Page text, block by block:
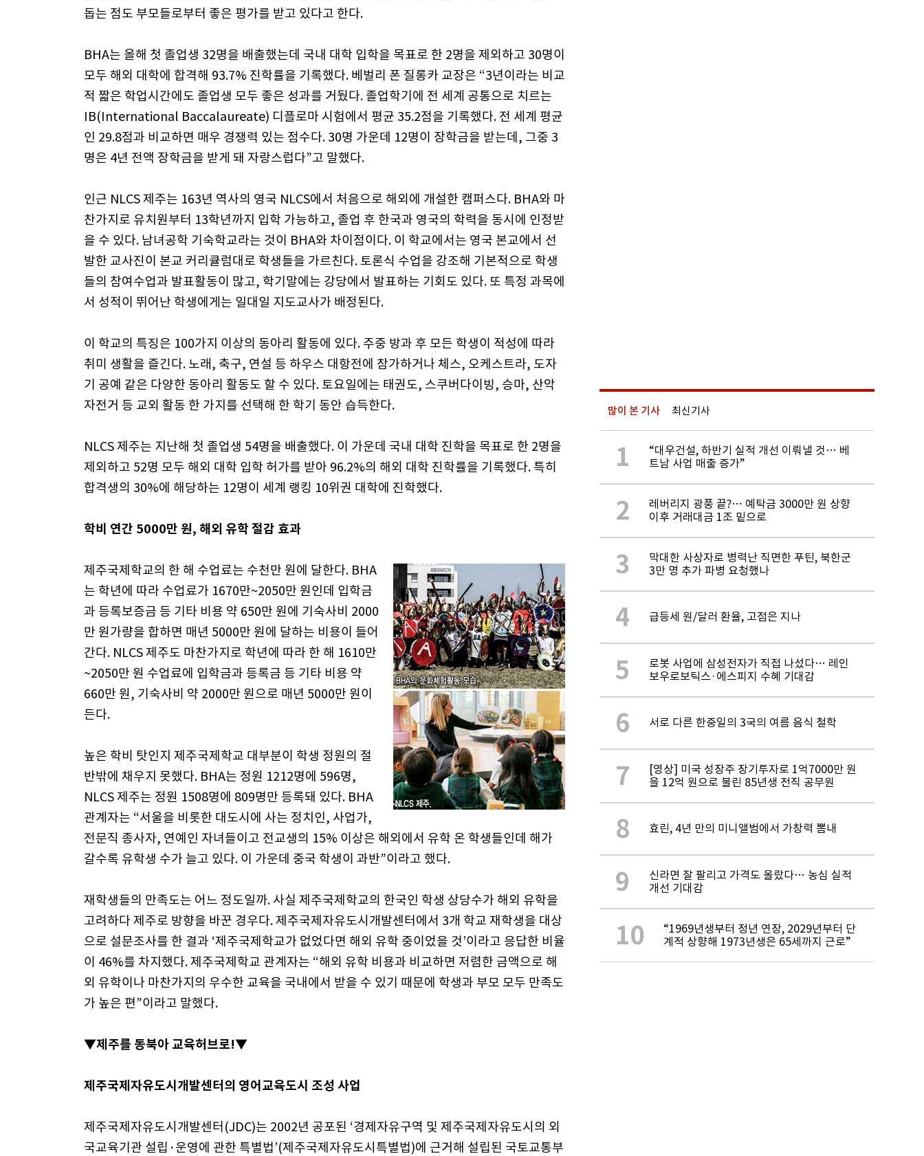
돕는 점도 부모들로부터 좋은 평가를 받고 있다고 한다.
BHA는 올해 첫 졸업생 32명을 배출했는데 국내 대학 입학을 목표로 한 2명을 제외하고 30명이
모두 해외 대학에 합격해 93.7% 진학률을 기록했다. 베벌리 폰 질롱카 교장은 “3년이라는 비교
적 짧은 학업시간에도 졸업생 모두 좋은 성과를 거뒀다. 졸업학기에 전 세계 공통으로 치르는
IB(International Baccalaureate) 디플로마 시험에서 평균 35.2점을 기록했다. 전 세계 평균
인 29.8점과 비교하면 매우 경쟁력 있는 점수다. 30명 가운데 12명이 장학금을 받는데, 그중 3
명은 4년 전액 장학금을 받게 돼 자랑스럽다”고 말했다.
인근 NLCS 제주는 163년 역사의 영국 NLCS에서 처음으로 해외에 개설한 캠퍼스다. BHA와 마
찬가지로 유치원부터 13학년까지 입학 가능하고, 졸업 후 한국과 영국의 학력을 동시에 인정받
을 수 있다. 남녀공학 기숙학교라는 것이 BHA와 차이점이다. 이 학교에서는 영국 본교에서 선
발한 교사진이 본교 커리큘럼대로 학생들을 가르친다. 토론식 수업을 강조해 기본적으로 학생
들의 참여수업과 발표활동이 많고, 학기말에는 강당에서 발표하는 기회도 있다. 또 특정 과목에
서 성적이 뛰어난 학생에게는 일대일 지도교사가 배정된다.
이 학교의 특징은 100가지 이상의 동아리 활동에 있다. 주중 방과 후 모든 학생이 적성에 따라
취미 생활을 즐긴다. 노래, 축구, 연설 등 하우스 대항전에 참가하거나 체스, 오케스트라, 도자
기 공예 같은 다양한 동아리 활동도 할 수 있다. 토요일에는 태권도, 스쿠버다이빙, 승마, 산악
자전거 등 교외 활동 한 가지를 선택해 한 학기 동안 습득한다.
NLCS 제주는 지난해 첫 졸업생 54명을 배출했다. 이 가운데 국내 대학 진학을 목표로 한 2명을
제외하고 52명 모두 해외 대학 입학 허가를 받아 96.2%의 해외 대학 진학률을 기록했다. 특히
합격생의 30%에 해당하는 12명이 세계 랭킹 10위권 대학에 진학했다.
학비 연간 5000만 원, 해외 유학 절감 효과
제주국제학교의 한 해 수업료는 수천만 원에 달한다. BHA
는 학년에 따라 수업료가 1670만~2050만 원인데 입학금
과 등록보증금 등 기타 비용 약 650만 원에 기숙사비 2000
만 원가량을 합하면 매년 5000만 원에 달하는 비용이 들어
간다. NLCS 제주도 마찬가지로 학년에 따라 한 해 1610만
~2050만 원 수업료에 입학금과 등록금 등 기타 비용 약
660만 원, 기숙사비 약 2000만 원으로 매년 5000만 원이
든다.
높은 학비 탓인지 제주국제학교 대부분이 학생 정원의 절
반밖에 채우지 못했다. BHA는 정원 1212명에 596명,
NLCS 제주는 정원 1508명에 809명만 등록돼 있다. BHA
관계자는 “서울을 비롯한 대도시에 사는 정치인, 사업가,
전문직 종사자, 연예인 자녀들이고 전교생의 15% 이상은 해외에서 유학 온 학생들인데 해가
갈수록 유학생 수가 늘고 있다. 이 가운데 중국 학생이 과반”이라고 했다.
재학생들의 만족도는 어느 정도일까. 사실 제주국제학교의 한국인 학생 상당수가 해외 유학을
고려하다 제주로 방향을 바꾼 경우다. 제주국제자유도시개발센터에서 3개 학교 재학생을 대상
으로 설문조사를 한 결과 ‘제주국제학교가 없었다면 해외 유학 중이었을 것’이라고 응답한 비율
이 46%를 차지했다. 제주국제학교 관계자는 “해외 유학 비용과 비교하면 저렴한 금액으로 해
외 유학이나 마찬가지의 우수한 교육을 국내에서 받을 수 있기 때문에 학생과 부모 모두 만족도
가 높은 편”이라고 말했다.
▼제주를 동북아 교육허브로!▼
제주국제자유도시개발센터의 영어교육도시 조성 사업
제주국제자유도시개발센터(JDC)는 2002년 공포된 ‘경제자유구역 및 제주국제자유도시의 외
국교육기관 설립·운영에 관한 특별법’(제주국제자유도시특별법)에 근거해 설립된 국토교통부
많이 본 기사 최신기사
1
“대우건설, 하반기 실적 개선 이뤄낼 것… 베
트남 사업 매출 증가”
2
레버리지 광풍 끝?… 예탁금 3000만 원 상향
이후 거래대금 1조 밑으로
3
막대한 사상자로 병력난 직면한 푸틴, 북한군
3만 명 추가 파병 요청했나
4 급등세 원/달러 환율, 고점은 지나
5
로봇 사업에 삼성전자가 직접 나섰다… 레인
보우로보틱스·에스피지 수혜 기대감
6 서로 다른 한중일의 3국의 여름 음식 철학
7
[영상] 미국 성장주 장기투자로 1억7000만 원
을 12억 원으로 불린 85년생 전직 공무원
8 효린, 4년 만의 미니앨범에서 가창력 뽐내
9
신라면 잘 팔리고 가격도 올랐다… 농심 실적
개선 기대감
10
“1969년생부터 정년 연장, 2029년부터 단
계적 상향해 1973년생은 65세까지 근로”